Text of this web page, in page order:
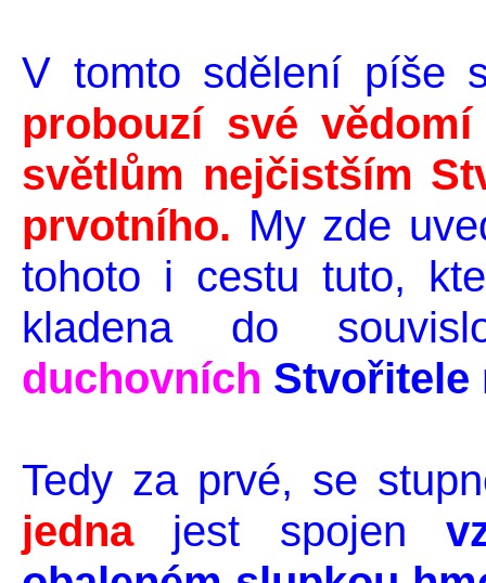
V tomto sdělení píše
probouzí své
světlům nejčistším
prvotního. My zde
tohoto i cestu tuto,
kladena do
duchovních Stvořitele
Tedy za prvé, se
jednajest spojen